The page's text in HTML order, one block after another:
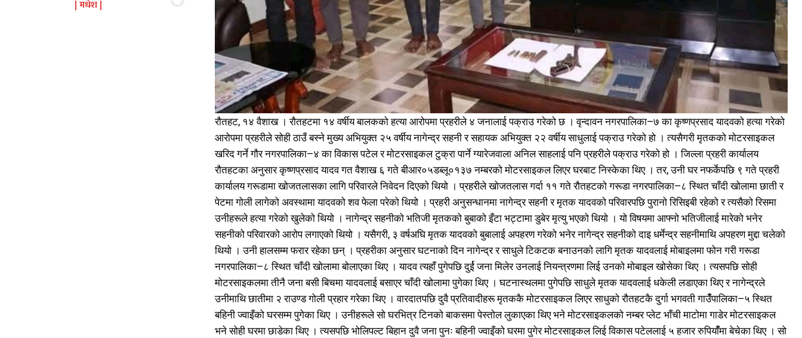
समाचार 1080
मधेश 215
राजनीति 55
अर्थ 54
फिचर 28
विशेष 25
प्रदेश
शिक्षा 19
बागमती 16
स्वास्थ्य 15
खेलकूद 15
खेल 13
विश्व 11
मनोरञ्जन 10
समाचार 1080
मधेश 215
राजनीति 55
अर्थ 54
फिचर 28
विशेष 25
प्रदेश
शिक्षा 19
बागमती 16
स्वास्थ्य 15
खेलकूद 15
खेल 13
विश्व 11
मनोरञ्जन 10
मधेश
रौतहट, १४ वैशाख । रौतहटमा १४ वर्षीय बालकको हत्या आरोपमा प्रहरीले ४ जनालाई पक्राउ गरेको छ । वृन्दावन नगरपालिका–७ का कृष्णप्रसाद यादवको हत्या गरेको
आरोपमा प्रहरीले सोही ठाउँ बस्ने मुख्य अभियुक्त २५ वर्षीय नागेन्द्र सहनी र सहायक अभियुक्त २२ वर्षीय साधुलाई पक्राउ गरेको हो । त्यसैगरी मृतकको मोटरसाइकल
खरिद गर्ने गौर नगरपालिका–४ का विकास पटेल र मोटरसाइकल टुक्रा पार्ने ग्यारेजवाला अनिल साहलाई पनि प्रहरीले पक्राउ गरेको हो । जिल्ला प्रहरी कार्यालय
रौतहटका अनुसार कृष्णप्रसाद यादव गत वैशाख ६ गते बीआर०५डब्लू०१३७ नम्बरको मोटरसाइकल लिएर घरबाट निस्केका थिए । तर, उनी घर नफर्केपछि ९ गते प्रहरी
कार्यालय गरूडामा खोजतलासका लागि परिवारले निवेदन दिएको थियो । प्रहरीले खोजतलास गर्दा ११ गते रौतहटको गरूडा नगरपालिका–८ स्थित चाँदी खोलामा छाती र
पेटमा गोली लागेको अवस्थामा यादवको शव फेला परेको थियो । प्रहरी अनुसन्धानमा नागेन्द्र सहनी र मृतक यादवको परिवारपछि पुरानो रिसिइबी रहेको र त्यसैको रिसमा
उनीहरूले हत्या गरेको खुलेको थियो । नागेन्द्र सहनीको भतिजी मृतकको बुबाको इँटा भट्टामा डुबेर मृत्यु भएको थियो । यो विषयमा आफ्नो भतिजीलाई मारेको भनेर
सहनीको परिवारको आरोप लगाएको थियो । यसैगरी, ३ वर्षअघि मृतक यादवको बुबालाई अपहरण गरेको भनेर नागेन्द्र सहनीको दाइ धर्मेन्द्र सहनीमाथि अपहरण मुद्दा चलेको
थियो । उनी हालसम्म फरार रहेका छन् । प्रहरीका अनुसार घटनाको दिन नागेन्द्र र साधुले टिकटक बनाउनको लागि मृतक यादवलाई मोबाइलमा फोन गरी गरूडा
नगरपालिका–८ स्थित चाँदी खोलामा बोलाएका थिए । यादव त्यहाँ पुगेपछि दुर्ई जना मिलेर उनलाई नियन्त्रणमा लिई उनको मोबाइल खोसेका थिए । त्यसपछि सोही
मोटरसाइकलमा तीनै जना बसी बिचमा यादवलाई बसाएर चाँदी खोलामा पुगेका थिए । घटनास्थलमा पुगेपछि साधुले मृतक यादवलाई धकेली लडाएका थिए र नागेन्द्रले
उनीमाथि छातीमा २ राउण्ड गोली प्रहार गरेका थिए । वारदातपछि दुवै प्रतिवादीहरू मृतककै मोटरसाइकल लिएर साधुको रौतहटकै दुर्गा भगवती गाउँँपालिका–५ स्थित
बहिनी ज्वाइँको घरसम्म पुगेका थिए । उनीहरूले सो घरभित्र टिनको बाकसमा पेस्तोल लुकाएका थिए भने मोटरसाइकलको नम्बर प्लेट भाँची माटोमा गाडेर मोटरसाइकल
भने सोही घरमा छाडेका थिए । त्यसपछि भोलिपल्ट बिहान दुवै जना पुनः बहिनी ज्वाइँको घरमा पुगेर मोटरसाइकल लिई विकास पटेललाई ५ हजार रुपियाँँमा बेचेका थिए । सो